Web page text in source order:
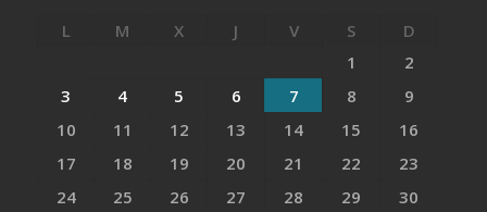
L M X J V S
D
1
2
3
4 5 6 7 8
9
10
11 12 13 14 15
16
17
18 19 20 21 22
23
24
25 26 27 28 29 30